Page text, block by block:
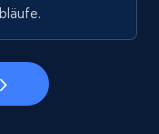
anfangen
by